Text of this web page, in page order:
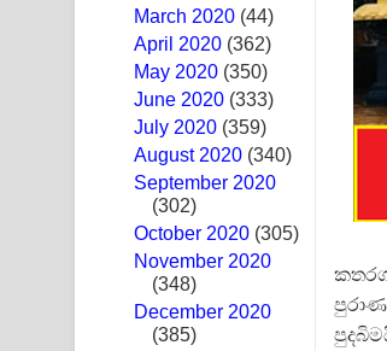
Pa Sina Song Lyrics - පෑ
Pemwanthiye Song
Manobhawa Song Lyrics
Akahe Indala Song Lyrics
Raawaya Song Lyrics -
Saddeta Denna Song
Kaalaya Song Lyrics -
March 2020 (44)
April 2020 (362)
May 2020 (350)
June 2020 (333)
July 2020 (359)
August 2020 (340)
September 2020
(302)
October 2020 (305)
November 2020
(348)
December 2020
(385)